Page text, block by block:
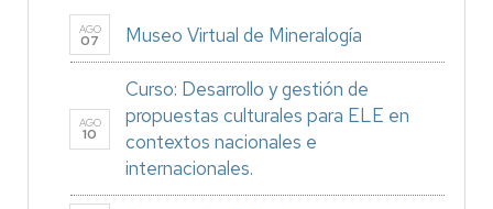
AGO
07 Museo Virtual de Mineralogía
AGO
10
Curso: Desarrollo y gestión de
propuestas culturales para ELE en
contextos nacionales e
internacionales.